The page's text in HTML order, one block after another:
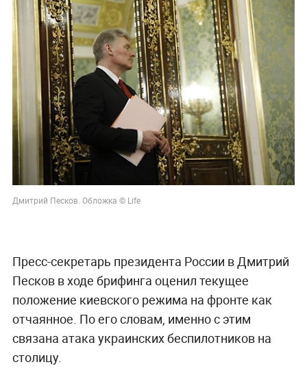
Дмитрий Песков. Обложка © Life
Пресс-секретарь президента России в Дмитрий
Песков в ходе брифинга оценил текущее
положение киевского режима на фронте как
отчаянное. По его словам, именно с этим
связана атака украинских беспилотников на
столицу.